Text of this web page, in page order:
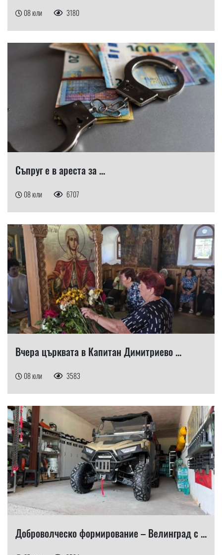
08 юли 3180
Съпруг е в ареста за ...
08 юли 6707
Вчера църквата в Капитан Димитриево ...
08 юли 3583
Доброволческо формирование – Велинград с ...